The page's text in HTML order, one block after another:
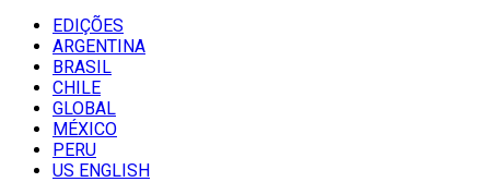
EDIÇÕES
ARGENTINA
BRASIL
CHILE
GLOBAL
MÉXICO
PERU
US ENGLISH